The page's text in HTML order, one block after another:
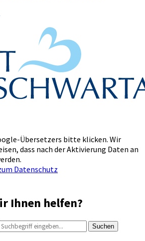
Übersetzers bitte klicken. Wir
dass nach der Aktivierung Daten an
Datenschutz
Ihnen helfen?
Suchen